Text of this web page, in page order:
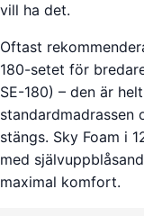
vill ha det.
Oftast
180-setet för
SE-180) – den är
standardmadrassen
stängs. Sky Foam i
med
maximal komfort.